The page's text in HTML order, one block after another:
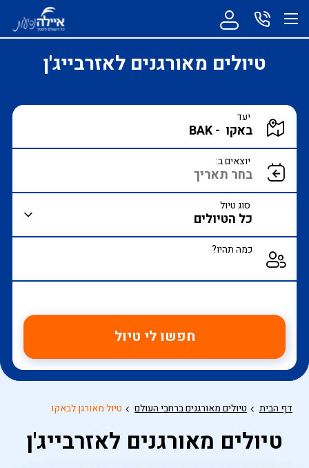
טיולים מאורגנים לאזרבייג'ן
יעדהקלד יעד או עבור לכפתור הבא לבחירת יעד מרשימה
הצג רשימת יעדים לבחירה
יוצאים ב:
סוג טיול
כמה תהיו?
חפשו לי טיול
דף הבית טיולים מאורגנים ברחבי העולם טיול מאורגן לבאקו
טיולים מאורגנים לאזרבייג'ן